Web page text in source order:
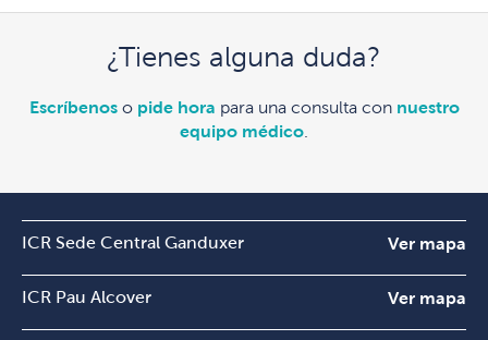
¿Tienes alguna duda?
Escríbenoso pide hora para una consulta con nuestro
equipo médico
ICR Sede Central Ganduxer Ver mapa
ICR Pau Alcover Ver mapa